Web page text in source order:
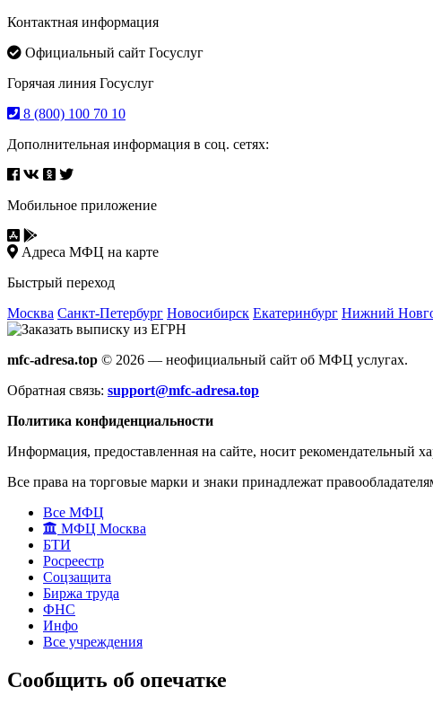
Контактная информация
Официальный сайт Госуслуг
Горячая линия Госуслуг
8 (800) 100 70 10
Дополнительная информация в соц. сетях:
Мобильное приложение
Адреса МФЦ на карте
Быстрый переход
Москва Санкт-Петербург Новосибирск Екатеринбург Нижний
mfc-adresa.top © 2026 — неофициальный сайт об МФЦ услугах.
Обратная связь: support@mfc-adresa.top
Политика конфиденциальности
Информация, предоставленная на сайте, носит рекомендательный
Все права на торговые марки и знаки принадлежат
Все МФЦ
МФЦ Москва
БТИ
Росреестр
Соцзащита
Биржа труда
ФНС
Инфо
Все учреждения
Сообщить об опечатке